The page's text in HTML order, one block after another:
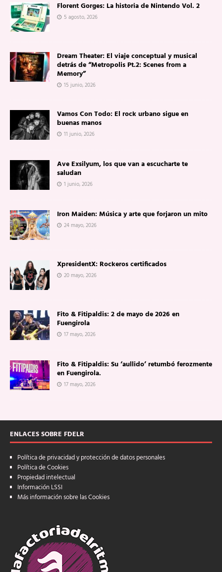
Florent Gorges: La historia de Nintendo Vol. 2
5 agosto, 2026
Dream Theater: El viaje conceptual y musical
detrás de “Metropolis Pt.2: Scenes from a
Memory”
15 junio, 2026
Vamos Con Todo: El rock urbano sigue en
buenas manos
11 junio, 2026
Ave Exsilyum, los que van a escucharte te
saludan
1 junio, 2026
Iron Maiden: Música y arte que forjaron un mito
24 mayo, 2026
XpresidentX: Rockeros certificados
20 mayo, 2026
Fito & Fitipaldis: 2 de mayo de 2026 en
Fuengirola
17 mayo, 2026
Fito & Fitipaldis: Su ‘aullido’ retumbó ferozmente
en Fuengirola.
17 mayo, 2026
ENLACES SOBRE FDELR
Política de privacidad y protección de datos personales
Política de Cookies
Propiedad intelectual
Información LSSI
Más información sobre las Cookies